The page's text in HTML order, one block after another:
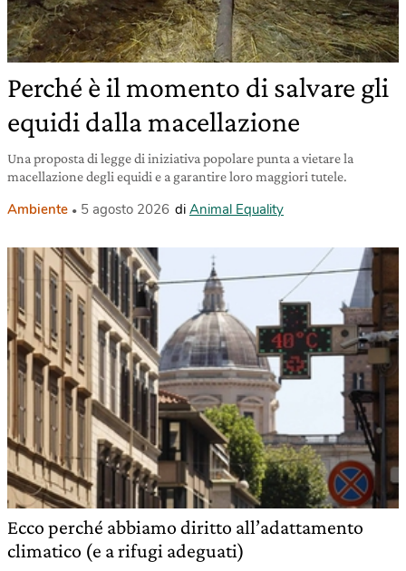
Perché è il momento di salvare gli
equidi dalla macellazione
Una proposta di legge di iniziativa popolare punta a vietare la
macellazione degli equidi e a garantire loro maggiori tutele.
Ambiente 5 agosto 2026 di Animal Equality
Ecco perché abbiamo diritto all’adattamento
climatico (e a rifugi adeguati)